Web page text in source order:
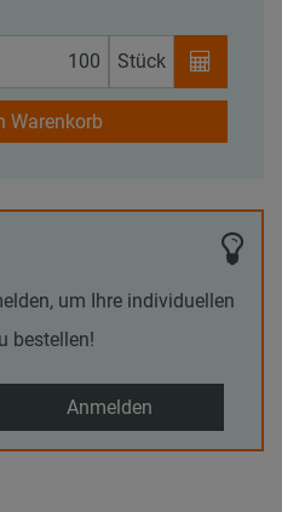
Stück
Warenkorb
um Ihre individuellen
bestellen!
Anmelden